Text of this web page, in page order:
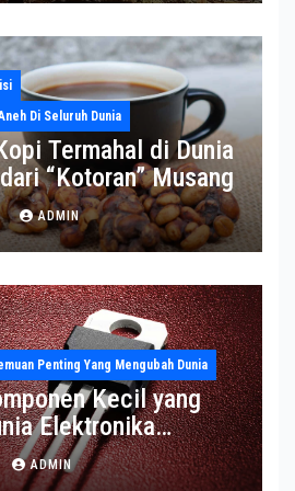
Di Seluruh Dunia
Termahal di Dunia
“Kotoran” Musang
ADMIN
Penting Yang Mengubah Dunia
Kecil yang
Elektronika
ADMIN